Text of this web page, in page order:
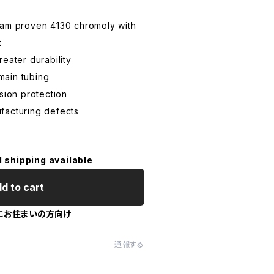
proven 4130 chromoly with
durability
tubing
protection
defects
shipping available
to cart
お住まいの方向け
通報する